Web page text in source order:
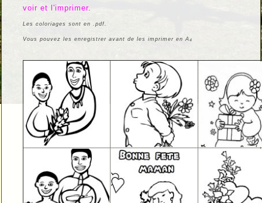
voir et l'imprimer.
Les coloriages sont en .pdf.
Vous pouvez les enregistrer avant de les imprimer en A4